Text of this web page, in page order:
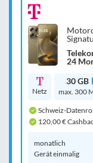
24
Netz
30 GB
max. 300
Schweiz-
120,00 €
monatlich
Gerät einmalig